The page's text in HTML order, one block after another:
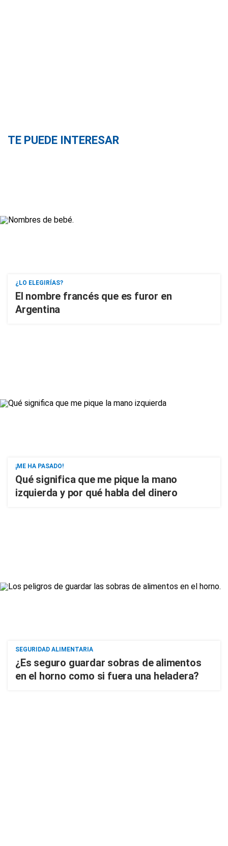
TE PUEDE INTERESAR
¿LO ELEGIRÍAS?
El nombre francés que es furor en
Argentina
¡ME HA PASADO!
Qué significa que me pique la mano
izquierda y por qué habla del dinero
SEGURIDAD ALIMENTARIA
¿Es seguro guardar sobras de alimentos
en el horno como si fuera una heladera?